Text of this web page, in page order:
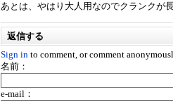
あとは、やはり大人用なのでクランクが
返信する
Sign in to comment, or comment
名前：
e-mail：